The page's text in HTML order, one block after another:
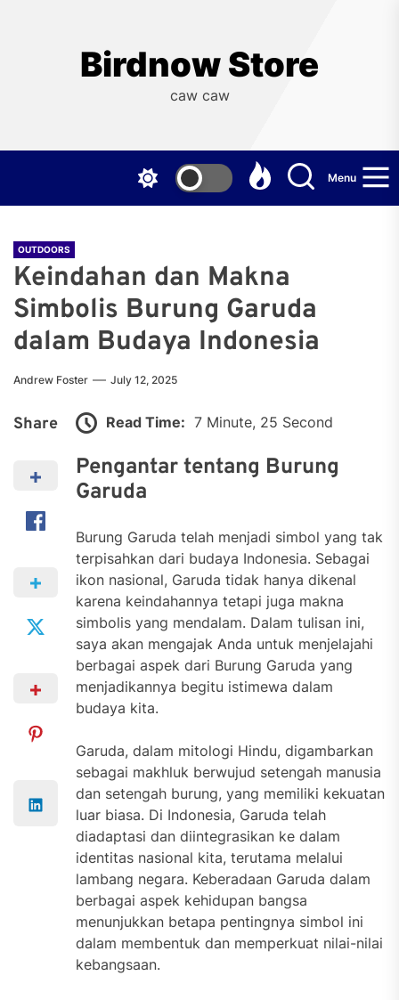
Birdnow Store
caw caw
Menu
OUTDOORS
Keindahan dan Makna
Simbolis Burung Garuda
dalam Budaya Indonesia
Andrew Foster July 12, 2025
Share Read Time: 7 Minute, 25 Second
Pengantar tentang Burung
Garuda
Burung Garuda telah menjadi simbol yang tak
terpisahkan dari budaya Indonesia. Sebagai
ikon nasional, Garuda tidak hanya dikenal
karena keindahannya tetapi juga makna
simbolis yang mendalam. Dalam tulisan ini,
saya akan mengajak Anda untuk menjelajahi
berbagai aspek dari Burung Garuda yang
menjadikannya begitu istimewa dalam
budaya kita.
Garuda, dalam mitologi Hindu, digambarkan
sebagai makhluk berwujud setengah manusia
dan setengah burung, yang memiliki kekuatan
luar biasa. Di Indonesia, Garuda telah
diadaptasi dan diintegrasikan ke dalam
identitas nasional kita, terutama melalui
lambang negara. Keberadaan Garuda dalam
berbagai aspek kehidupan bangsa
menunjukkan betapa pentingnya simbol ini
dalam membentuk dan memperkuat nilai-nilai
kebangsaan.